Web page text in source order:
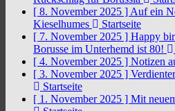
[ 8. November 2025 ] Auf ein
Kieselhumes
Startseite
[ 7. November 2025 ] Happy
Borusse im Unterhemd ist 80!
[ 4. November 2025 ] Notizen
[ 3. November 2025 ]
Startseite
[ 1. November 2025 ] Mit